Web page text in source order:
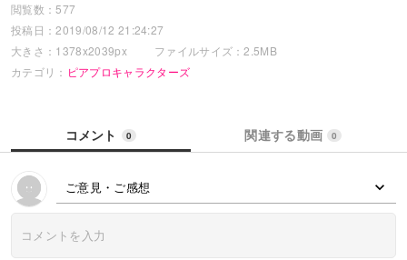
遠目で見たのが少し残念！！S席だったのですが、、ｗｗｗ
興奮冷めずといったところでしょうか？頭の中でずっとハローハロー
ハロー！
二時間で描いたこともあって少しラフ画。でも可愛いからいいでしょ
う！
投稿←ポチッ
皆さんとつながりたくてもなかなか自分からは動けない残念さんな私
閲覧数：577
投稿日：2019/08/12 21:24:27
大きさ：1378x2039px
ファイルサイズ：2.5MB
カテゴリ： ピアプロキャラクターズ
コメント 0 関連する動画 0
ご意見・ご感想